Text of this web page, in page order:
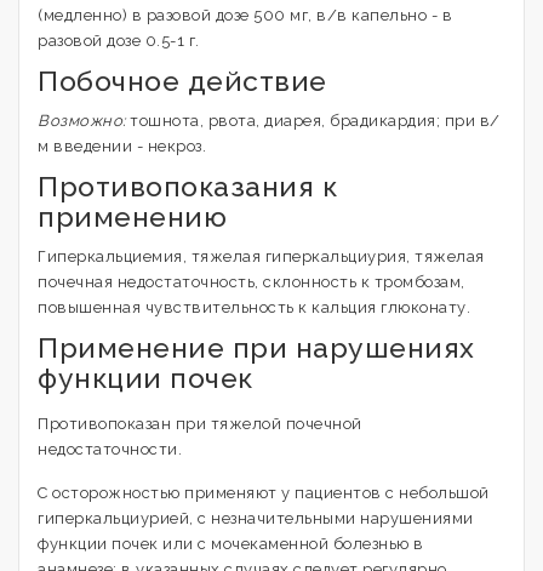
(медленно) в разовой дозе 500 мг, в/в капельно - в
разовой дозе 0.5-1 г.
Побочное действие
Возможно:тошнота, рвота, диарея, брадикардия; при в/
м введении - некроз.
Противопоказания к
применению
Гиперкальциемия, тяжелая гиперкальциурия, тяжелая
почечная недостаточность, склонность к тромбозам,
повышенная чувствительность к кальция глюконату.
Применение при нарушениях
функции почек
Противопоказан при тяжелой почечной
недостаточности.
С осторожностью применяют у пациентов с небольшой
гиперкальциурией, с незначительными нарушениями
функции почек или с мочекаменной болезнью в